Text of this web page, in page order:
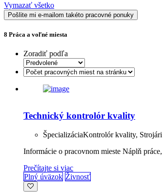
Vymazať všetko
Pošlite mi e-mailom takéto pracovné ponuky
8 Práca a voľné miesta
Zoradiť podľa
Technický kontrolór kvality
ŠpecializáciaKontrolór kvality, Strojári
Informácie o pracovnom mieste Náplň
Prečítajte si viac
Plný úväzok Živnosť